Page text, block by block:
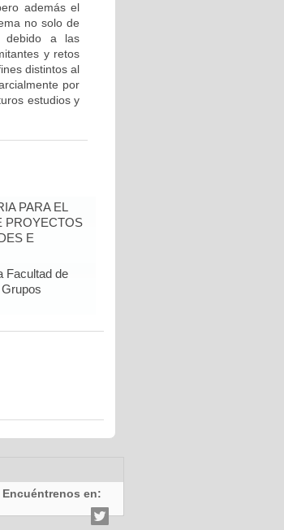
además el
no solo de
debido a las
y retos
distintos al
por
estudios y
PARA EL
PROYECTOS
E
Facultad de
Encuéntrenos en: